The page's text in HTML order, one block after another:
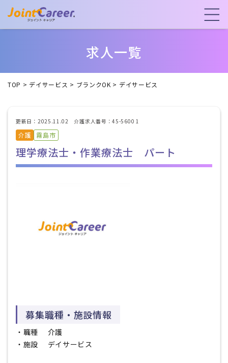
求人一覧
TOP > デイサービス > ブランクOK > デイサービス
更新日：2025.11.02 介護求人番号：45-5600 1
介護 霧島市
理学療法士・作業療法士 パート
募集職種・施設情報
・職種 介護
・施設 デイサービス